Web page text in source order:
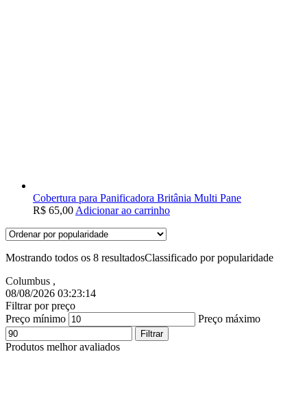
Cobertura para Panificadora Britânia Multi Pane
R$ 65,00Adicionar ao carrinho
Mostrando todos os 8 resultadosClassificado por popularidade
Columbus ,
08/08/2026 03:23:15
Filtrar por preço
Preço mínimo
Preço máximo
Filtrar
Produtos melhor avaliados